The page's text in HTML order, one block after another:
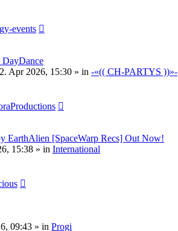
events
Apr 2026, 15:30 » in -«(( CH-PARTYS ))»-
EarthAlien [SpaceWarp Recs] Out Now!
15:38 » in International
09:43 » in Progi